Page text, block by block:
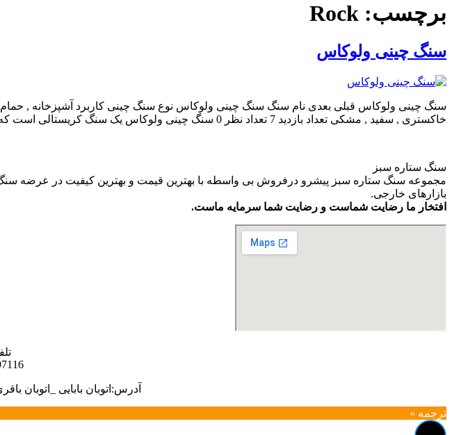
برچسب: Rock
سنگ چینی ولوکاس
سنگ چینی ولوکاس قبلی بعدی نام سنگ سنگ چینی ولوکاس نوع سنگ چینی کاربرد آشپزخانه ,
خاکستری , سفید , مشکی تعداد بازدید 7 تعداد نظر 0 سنگ چینی ولوکاس یک سنگ کریستالی است که دارای کیفیت بسیار بالایی می باشد و در دسته سنگ های وارداتی قرار دارد. معدن این سنگ […]
سنگ ستاره سبز
مجموعه سنگ ستاره سبز پیشرو درفروش بی واسطه با بهترین قیمت و بهترین کیفیت در عرضه سنگ
بازارهای خارجی.
افتخار ما رضایت شماست و رضایت شما سرمایه ماست.
آدرس:اتوبان بابایی _اتوبان
ترجمه »